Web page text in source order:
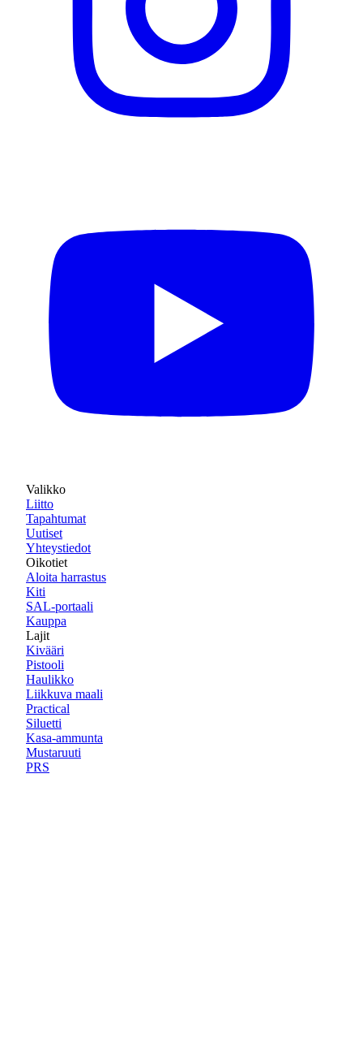
Valikko
Liitto
Tapahtumat
Uutiset
Yhteystiedot
Oikotiet
Aloita harrastus
Kiti
SAL-portaali
Kauppa
Lajit
Kivääri
Pistooli
Haulikko
Liikkuva maali
Practical
Siluetti
Kasa-ammunta
Mustaruuti
PRS